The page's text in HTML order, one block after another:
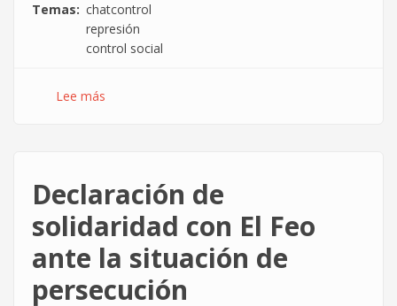
Temas
chatcontrol
represión
control social
Lee más
límites
escaneo
masivo
de
mensajes
Declaración de
solidaridad con El Feo
ante la situación de
persecución